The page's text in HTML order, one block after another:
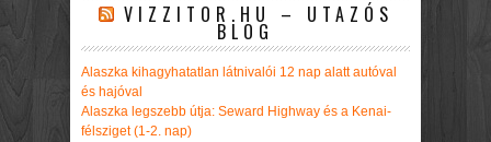
VIZZITOR.HU – UTAZÓS
BLOG
Alaszka kihagyhatatlan látnivalói 12 nap alatt autóval
és hajóval
Alaszka legszebb útja: Seward Highway és a Kenai-
félsziget (1-2. nap)